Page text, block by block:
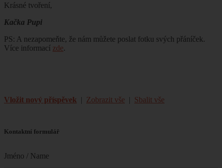
Krásné tvoření,
Kačka Pupi
PS: A nezapomeňte, že nám můžete poslat fotku svých přáníček.
Více informací zde.
Vložit nový příspěvek | Zobrazit vše | Sbalit vše
Kontaktní formulář
Jméno / Name